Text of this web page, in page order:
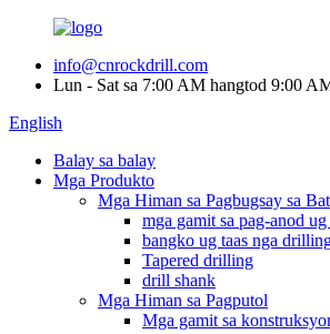
info@cnrockdrill.com
Lun - Sat sa 7:00 AM hangtod 9:00
English
Balay sa balay
Mga Produkto
Mga Himan sa Pagbugsay sa
mga gamit sa pag-anod
bangko ug taas nga
Tapered drilling
drill shank
Mga Himan sa Pagputol
Mga gamit sa